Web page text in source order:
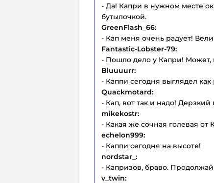
- Да! Капри в нужном месте
бутылочкой.
GreenFlash_66:
- Кап меня очень радует!
Fantastic-Lobster-79:
- Пошло дело у Капри! Может,
Bluuuurr:
- Каппи сегодня выглядел
Quackmotard:
- Кап, вот так и надо!
mikekostr:
- Какая же сочная голевая от
echelon999:
- Каппи сегодня на высоте!
nordstar_:
- Капризов, браво.
v_twin: